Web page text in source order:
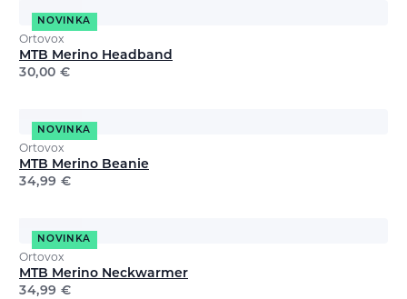
NOVINKA
Ortovox
MTB Merino Headband
30,00 €
NOVINKA
Ortovox
MTB Merino Beanie
34,99 €
NOVINKA
Ortovox
MTB Merino Neckwarmer
34,99 €